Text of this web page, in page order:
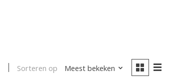
Sorteren op Meest bekeken